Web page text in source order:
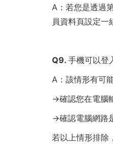
A：若您是透過
員資料頁設定一
Q9. 手機可以登
A：該情形有可
→確認您在電腦
→確認電腦網路
若以上情形排除